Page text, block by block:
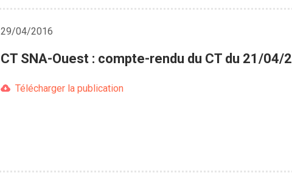
29/04/2016
CT SNA-Ouest : compte-rendu du CT du 21/04/
Télécharger la publication